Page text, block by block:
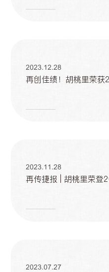
2023.12.28
再创佳绩！胡桃里荣获
2023.11.28
再传捷报 | 胡桃里荣登
2023.07.27